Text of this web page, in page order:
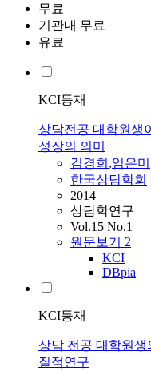
무료
기관내 무료
유료
KCI등재
상담전공 대학원생
성장의 의미
김경희 ,임은미
한국상담학회
2014
상담학연구
Vol.15 No.1
원문보기 2
KCI
DBpia
KCI등재
상담 전공 대학원
질적연구